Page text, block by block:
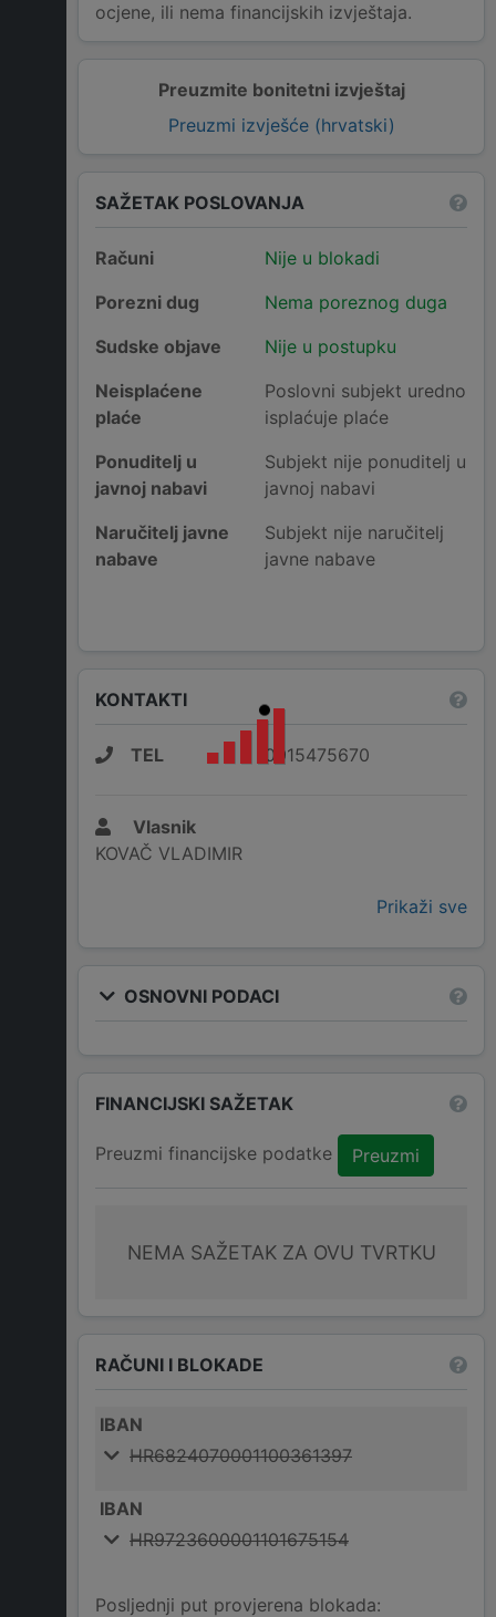
Preuzmite bonitetni izvještaj
Preuzmi izvješće (hrvatski)
ocjene, ili nema financijskih izvještaja.
SAŽETAK POSLOVANJA
Računi
Nije u blokadi
Porezni dug
Nema poreznog duga
Sudske objave
Nije u postupku
Neisplaćene
plaće
Poslovni subjekt uredno
isplaćuje plaće
Ponuditelj u
javnoj nabavi
Subjekt nije ponuditelj u
javnoj nabavi
Naručitelj javne
nabave
Subjekt nije naručitelj
javne nabave
KONTAKTI
TEL 0915475670
Vlasnik
KOVAČ VLADIMIR
Prikaži sve
OSNOVNI PODACI
FINANCIJSKI SAŽETAK
Preuzmi financijske podatke Preuzmi
NEMA SAŽETAK ZA OVU TVRTKU
RAČUNI I BLOKADE
IBAN
HR6824070001100361397
IBAN
HR9723600001101675154
Posljednji put provjerena blokada: